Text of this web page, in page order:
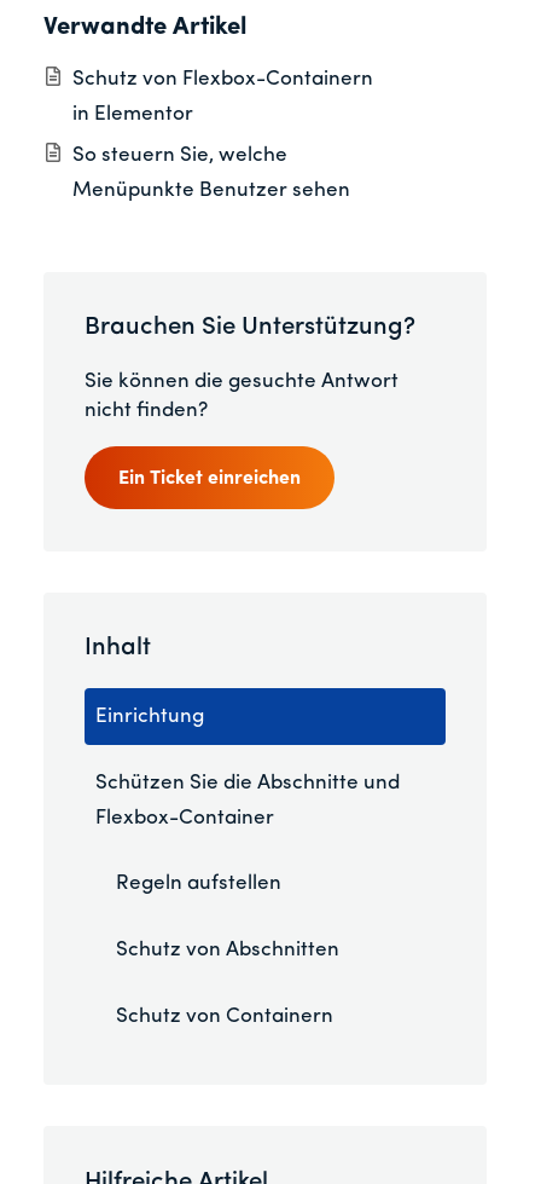
Verwandte Artikel
Schutz von Flexbox-Containern
in Elementor
So steuern Sie, welche
Menüpunkte Benutzer sehen
Brauchen Sie Unterstützung?
Sie können die gesuchte Antwort
nicht finden?
Ein Ticket einreichen
Inhalt
Einrichtung
Schützen Sie die Abschnitte und
Flexbox-Container
Regeln aufstellen
Schutz von Abschnitten
Schutz von Containern